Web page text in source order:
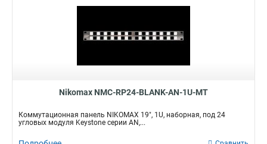
Nikomax NMC-RP24-BLANK-AN-1U-MT
Коммутационная панель NIKOMAX 19", 1U, наборная, под 24
угловых модуля Keystone серии AN,...